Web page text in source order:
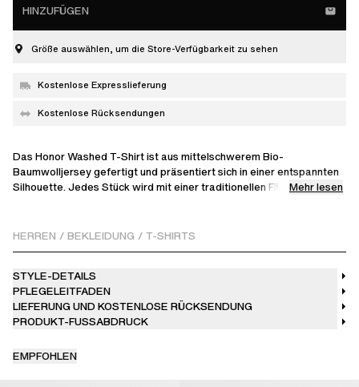
HINZUFÜGEN
Größe auswählen, um die Store-Verfügbarkeit zu sehen
Kostenlose Expresslieferung
Kostenlose Rücksendungen
Das Honor Washed T-Shirt ist aus mittelschwerem Bio-
Baumwolljersey gefertigt und präsentiert sich in einer entspannten
Silhouette. Jedes Stück wird mit einer traditionellen Färbetechnik
Brust kennzeichnet dieses legere Essential, das in Portugal
gefertigt wurde.
Das Model ist 186 cm groß und trägt Größe M.
Mehr lesen
HERREN / BEKLEIDUNG / T-SHIRTS
STYLE-DETAILS
PFLEGELEITFADEN
LIEFERUNG UND KOSTENLOSE RÜCKSENDUNG
PRODUKT-FUSSABDRUCK
EMPFOHLEN